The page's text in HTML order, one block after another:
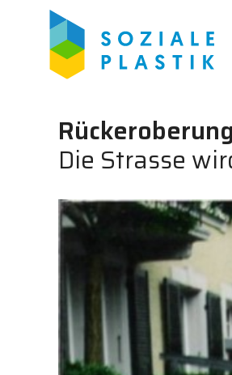
Die Strasse